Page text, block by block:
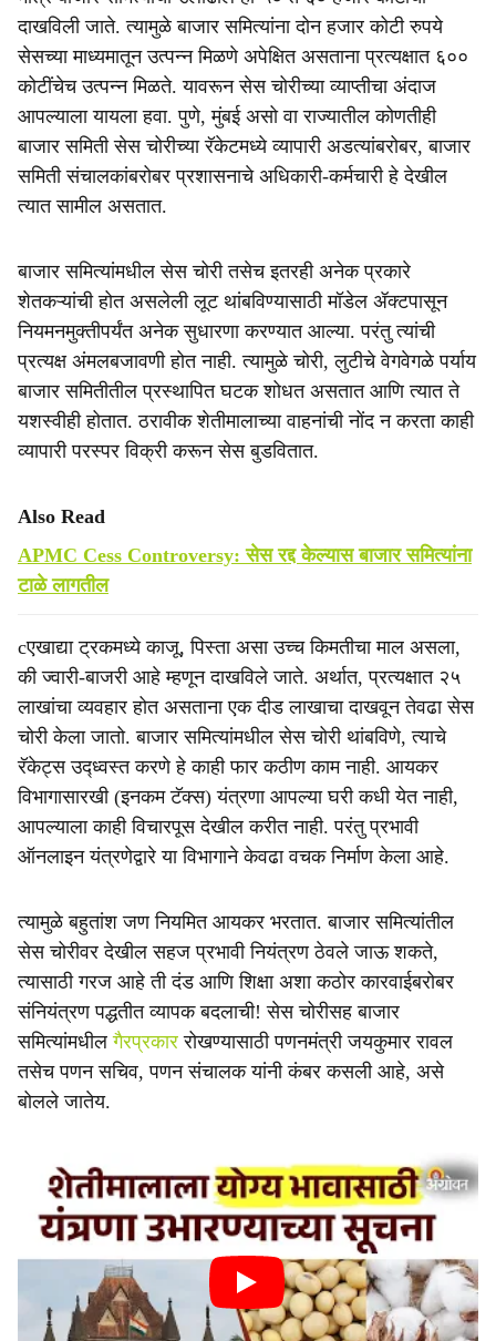
दाखविली जाते. त्यामुळे बाजार समित्यांना दोन हजार कोटी रुपये
सेसच्या माध्यमातून उत्पन्न मिळणे अपेक्षित असताना प्रत्यक्षात ६००
कोटींचेच उत्पन्न मिळते. यावरून सेस चोरीच्या व्याप्तीचा अंदाज
आपल्याला यायला हवा. पुणे, मुंबई असो वा राज्यातील कोणतीही
बाजार समिती सेस चोरीच्या रॅकेटमध्ये व्यापारी अडत्यांबरोबर, बाजार
समिती संचालकांबरोबर प्रशासनाचे अधिकारी-कर्मचारी हे देखील
त्यात सामील असतात.
बाजार समित्यांमधील सेस चोरी तसेच इतरही अनेक प्रकारे
शेतकऱ्यांची होत असलेली लूट थांबविण्यासाठी मॉडेल ॲक्टपासून
नियमनमुक्तीपर्यंत अनेक सुधारणा करण्यात आल्या. परंतु त्यांची
प्रत्यक्ष अंमलबजावणी होत नाही. त्यामुळे चोरी, लुटीचे वेगवेगळे पर्याय
बाजार समितीतील प्रस्थापित घटक शोधत असतात आणि त्यात ते
यशस्वीही होतात. ठरावीक शेतीमालाच्या वाहनांची नोंद न करता काही
व्यापारी परस्पर विक्री करून सेस बुडवितात.
Also Read
APMC Cess Controversy: सेस रद्द केल्यास बाजार समित्यांना
टाळे लागतील
cएखाद्या ट्रकमध्ये काजू, पिस्ता असा उच्च किमतीचा माल असला,
की ज्वारी-बाजरी आहे म्हणून दाखविले जाते. अर्थात, प्रत्यक्षात २५
लाखांचा व्यवहार होत असताना एक दीड लाखाचा दाखवून तेवढा सेस
चोरी केला जातो. बाजार समित्यांमधील सेस चोरी थांबविणे, त्याचे
रॅकेट्स उद्‍ध्वस्त करणे हे काही फार कठीण काम नाही. आयकर
विभागासारखी (इनकम टॅक्स) यंत्रणा आपल्या घरी कधी येत नाही,
आपल्याला काही विचारपूस देखील करीत नाही. परंतु प्रभावी
ऑनलाइन यंत्रणेद्वारे या विभागाने केवढा वचक निर्माण केला आहे.
त्यामुळे बहुतांश जण नियमित आयकर भरतात. बाजार समित्यांतील
सेस चोरीवर देखील सहज प्रभावी नियंत्रण ठेवले जाऊ शकते,
त्यासाठी गरज आहे ती दंड आणि शिक्षा अशा कठोर कारवाईबरोबर
संनियंत्रण पद्धतीत व्यापक बदलाची! सेस चोरीसह बाजार
समित्यांमधीलगैरप्रकार रोखण्यासाठी पणनमंत्री जयकुमार रावल
तसेच पणन सचिव, पणन संचालक यांनी कंबर कसली आहे, असे
बोलले जातेय.